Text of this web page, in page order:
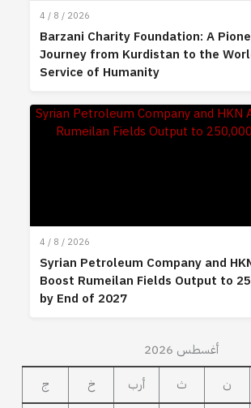
4 / 8 / 2026
Barzani Charity Foundation: A
Journey from Kurdistan to the
Service of Humanity
4 / 8 / 2026
Syrian Petroleum Company and
Boost Rumeilan Fields Output to
by End of 2027
أغسطس 2026
ن ث أرب خ
ج